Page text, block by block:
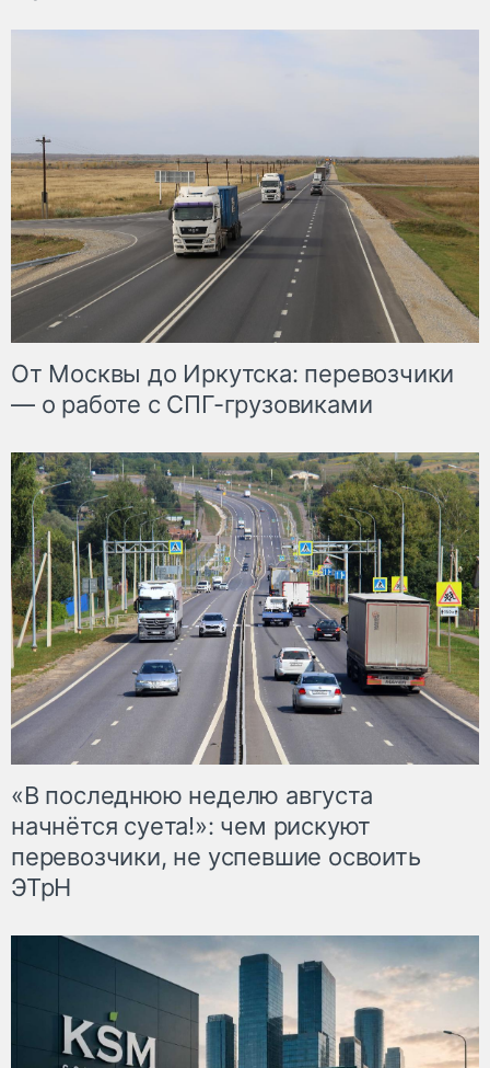
От Москвы до Иркутска: перевозчики
— о работе с СПГ-грузовиками
«В последнюю неделю августа
начнётся суета!»: чем рискуют
перевозчики, не успевшие освоить
ЭТрН